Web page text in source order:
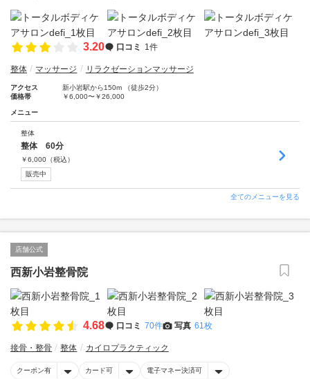
3.20 口コミ 1件
整体 マッサージ リラクゼーションマッサージ
アクセス
新小岩駅から150m （徒歩2分）
価格帯
￥6,000〜￥26,000
メニュー
整体
整体 60分
￥6,000 （税込）
販売中
全てのメニューを見る
店舗公式
西新小岩整骨院
4.68 口コミ 70件 写真 61枚
接骨・整骨 整体 カイロプラクティック
クーポン有 カード可 電子マネー決済可